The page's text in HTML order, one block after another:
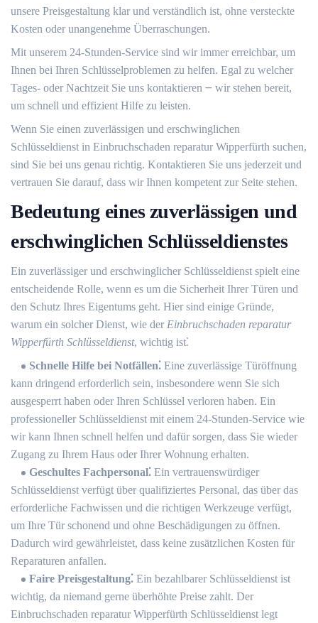
unsere Preisgestaltung klar und verständlich ist, ohne versteckte
Kosten oder unangenehme Überraschungen.
Mit unserem 24-Stunden-Service sind wir immer erreichbar, um
Ihnen bei Ihren Schlüsselproblemen zu helfen.​ Egal zu welcher
Tages- oder Nachtzeit Sie uns kontaktieren ౼ wir stehen bereit,
um schnell und effizient Hilfe zu leisten.
Wenn Sie einen zuverlässigen und erschwinglichen
Schlüsseldienst in Einbruchschaden reparatur Wipperfürth suchen,
sind Sie bei uns genau richtig.​ Kontaktieren Sie uns jederzeit und
vertrauen Sie darauf, dass wir Ihnen kompetent zur Seite stehen.​
Bedeutung eines zuverlässigen und
erschwinglichen Schlüsseldienstes
Ein zuverlässiger und erschwinglicher Schlüsseldienst spielt eine
entscheidende Rolle, wenn es um die Sicherheit Ihrer Türen und
den Schutz Ihres Eigentums geht.​ Hier sind einige Gründe,
warum ein solcher Dienst, wie der Einbruchschaden reparatur
Wipperfürth Schlüsseldienst, wichtig ist⁚
Schnelle Hilfe bei Notfällen⁚ Eine zuverlässige Türöffnung
kann dringend erforderlich sein, insbesondere wenn Sie sich
ausgesperrt haben oder Ihren Schlüssel verloren haben.​ Ein
professioneller Schlüsseldienst mit einem 24-Stunden-Service wie
wir kann Ihnen schnell helfen und dafür sorgen, dass Sie wieder
Zugang zu Ihrem Haus oder Ihrer Wohnung erhalten.​
Geschultes Fachpersonal⁚ Ein vertrauenswürdiger
Schlüsseldienst verfügt über qualifiziertes Personal, das über das
erforderliche Fachwissen und die richtigen Werkzeuge verfügt,
um Ihre Tür schonend und ohne Beschädigungen zu öffnen.​
Dadurch wird gewährleistet, dass keine zusätzlichen Kosten für
Reparaturen anfallen.​
Faire Preisgestaltung⁚ Ein bezahlbarer Schlüsseldienst ist
wichtig, da niemand gerne überhöhte Preise zahlt.​ Der
Einbruchschaden reparatur Wipperfürth Schlüsseldienst legt